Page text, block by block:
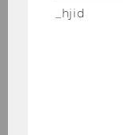
Mit­ar­beit im
wir­kung an
wen­dun­gen
Not­wen­di­ge
_hjid